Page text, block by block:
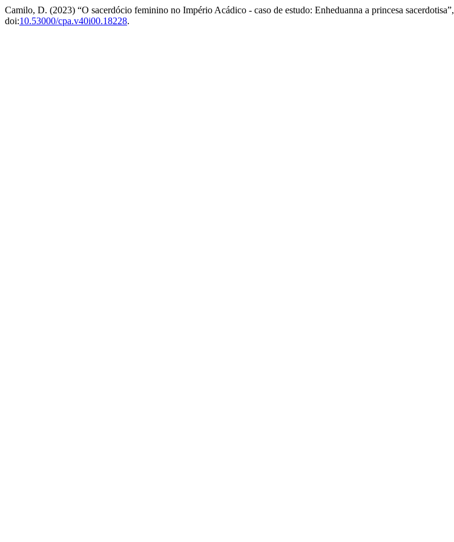
Camilo, D. (2023) “O sacerdócio feminino no Império Acádico - caso de estudo: Enheduanna a princesa sacerdotisa”,
doi:10.53000/cpa.v40i00.18228.